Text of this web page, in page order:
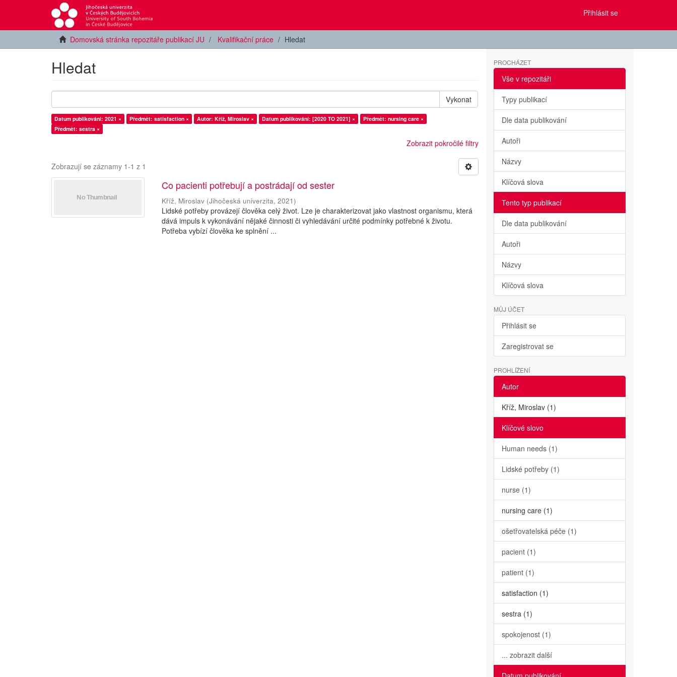
Přihlásit se
Domovská stránka repozitáře publikací JU Kvalifikační práce Hledat
Hledat
Vykonat
Datum publikování: 2021 × Předmět: satisfaction × Autor: Kříž, Miroslav × Datum publikování: [2020 TO 2021] ×
Předmět: nursing care ×
Předmět: sestra ×
Zobrazit pokročilé filtry
Zobrazují se záznamy 1-1 z 1
Co pacienti potřebují a postrádají od sester
Kříž, Miroslav (Jihočeská univerzita,2021)
Lidské potřeby provázejí člověka celý život. Lze je charakterizovat jako vlastnost organismu, která
dává impuls k vykonávání nějaké činnosti či vyhledávání určité podmínky potřebné k životu.
Potřeba vybízí člověka ke splnění ...
PROCHÁZET
Vše v repozitáři
Typy publikací
Dle data publikování
Autoři
Názvy
Klíčová slova
Tento typ publikací
Dle data publikování
Autoři
Názvy
Klíčová slova
MŮJ ÚČET
Přihlásit se
Zaregistrovat se
PROHLÍŽENÍ
Autor
Kříž, Miroslav (1)
Klíčové slovo
Human needs (1)
Lidské potřeby (1)
nurse (1)
nursing care (1)
ošetřovatelská péče (1)
pacient (1)
patient (1)
satisfaction (1)
sestra (1)
spokojenost (1)
... zobrazit další